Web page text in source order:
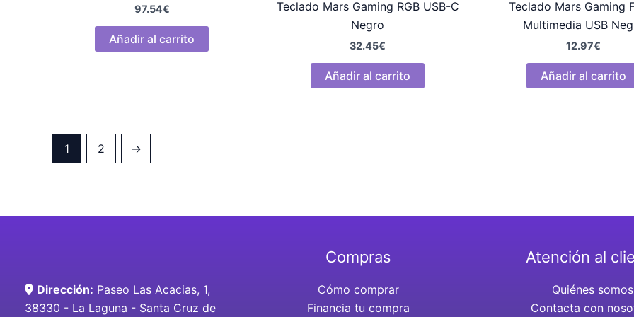
97.54€
Añadir al carrito
Teclado Mars Gaming RGB USB-C
Negro
32.45€
Añadir al carrito
Teclado Mars Gaming
Multimedia USB
12.97€
Añadir al carrito
1 2 →
Dirección: Paseo Las Acacias, 1,
38330 - La Laguna - Santa Cruz de
Compras
Cómo comprar
Financia tu compra
Atención al
Quiénes somos
Contacta con